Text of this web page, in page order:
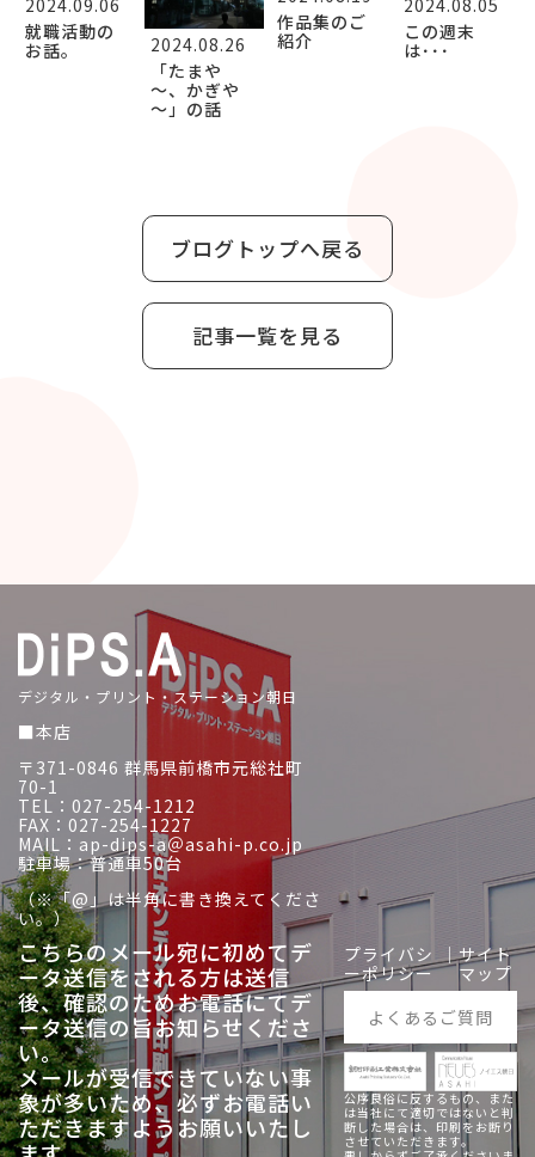
就職活動の
お話。
2024.08.26
「たまや
～、かぎや
～」の話
作品集のご
紹介
この週末
は･･･
ブログトップへ戻る
記事一覧を見る
デジタル・プリント・ステーション朝日
■本店
〒371-0846 群馬県前橋市元総社町
70-1
TEL：027-254-1212
FAX：027-254-1227
MAIL：ap-dips-a＠asahi-p.co.jp
駐車場：普通車50台
（※「@」は半角に書き換えてくださ
い。）
こちらのメール宛に初めてデ
ータ送信をされる方は送信
後、確認のためお電話にてデ
ータ送信の旨お知らせくださ
い。
メールが受信できていない事
象が多いため、必ずお電話い
ただきますようお願いいたし
プライバシ
ーポリシー
｜サイト
マップ
よくあるご質問
公序良俗に反するもの、また
は当社にて適切ではないと判
断した場合は、印刷をお断り
させていただきます。